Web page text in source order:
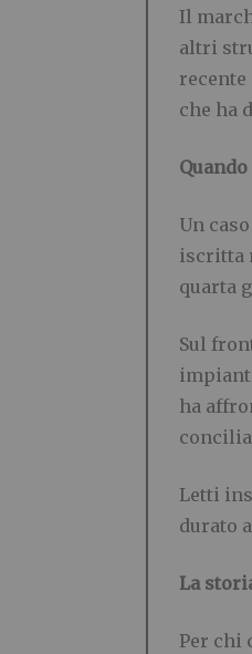
Il
altri
recente
che ha
Un
iscritta
quarta
Sul
ha
Letti
durato
La
Per chi